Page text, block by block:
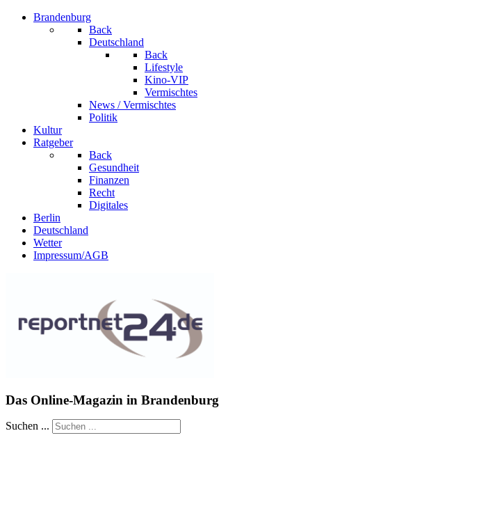
Brandenburg
Back
Deutschland
Back
Lifestyle
Kino-VIP
Vermischtes
News / Vermischtes
Politik
Kultur
Ratgeber
Back
Gesundheit
Finanzen
Recht
Digitales
Berlin
Deutschland
Wetter
Impressum/AGB
Das Online-Magazin in Brandenburg
Suchen ...